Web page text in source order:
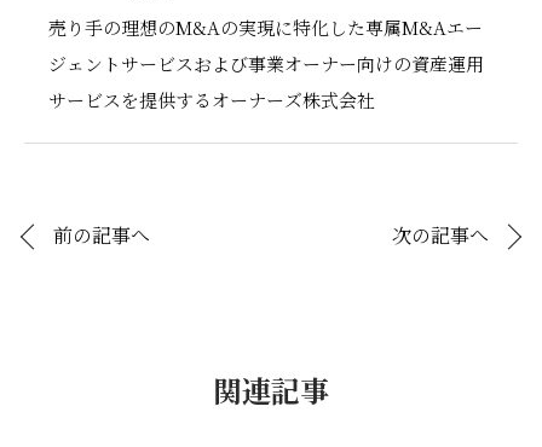
売り手の理想のM&Aの実現に特化した専属M&Aエー
ジェントサービスおよび事業オーナー向けの資産運用
サービスを提供するオーナーズ株式会社
前の記事へ 次の記事へ
関連記事